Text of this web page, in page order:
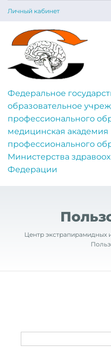
Личный кабинет
Федеральное
образовательное
профессионального
медицинская
профессионального
Министерства
Федерации
Центр экстрапирамидных